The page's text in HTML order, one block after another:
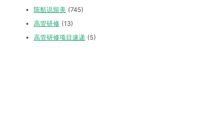
陈航说留美 (745)
高管研修 (13)
高管研修项目速递 (5)